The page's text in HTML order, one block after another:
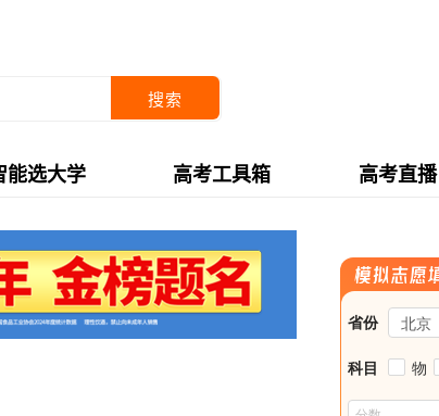
搜索
能选大学 高考工具箱 高考直播